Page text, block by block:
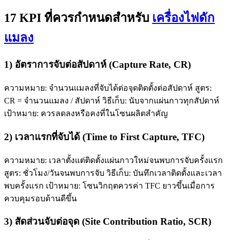
17 KPI ที่ควรกำหนดสำหรับ เครื่องไฟดัก
แมลง
1) อัตราการจับต่อสัปดาห์ (Capture Rate, CR)
ความหมาย: จำนวนแมลงที่จับได้ต่อจุดติดตั้งต่อสัปดาห์ สูตร:
CR = จำนวนแมลง / สัปดาห์ วิธีเก็บ: นับจากแผ่นกาวทุกสัปดาห์
เป้าหมาย: ควรลดลงหรือคงที่ในโซนผลิตสำคัญ
2) เวลาแรกที่จับได้ (Time to First Capture, TFC)
ความหมาย: เวลาตั้งแต่ติดตั้งแผ่นกาวใหม่จนพบการจับครั้งแรก
สูตร: ชั่วโมง/วันจนพบการจับ วิธีเก็บ: บันทึกเวลาติดตั้งและเวลา
พบครั้งแรก เป้าหมาย: โซนวิกฤตควรค่า TFC ยาวขึ้นเมื่อการ
ควบคุมรอบด้านดีขึ้น
3) สัดส่วนจับต่อจุด (Site Contribution Ratio, SCR)